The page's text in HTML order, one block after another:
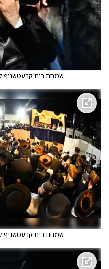
שמחת בית קרעטשניף
שמחת בית קרעטשניף